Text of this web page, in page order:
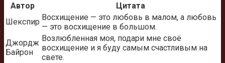
Автор
Цитата
Шекспир Восхищение — это любовь в малом, а любовь
— это восхищение в большом.
Джордж
Байрон
Возлюбленная моя, подари мне своё
восхищение и я буду самым счастливым на
свете.